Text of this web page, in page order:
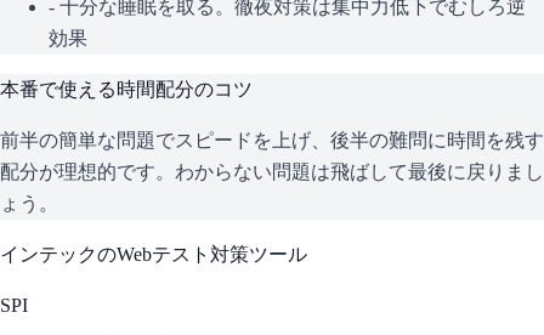
- 十分な睡眠を取る。徹夜対策は集中力低下でむしろ逆
効果
本番で使える時間配分のコツ
前半の簡単な問題でスピードを上げ、後半の難問に時間を残す
配分が理想的です。わからない問題は飛ばして最後に戻りまし
ょう。
インテックのWebテスト対策ツール
SPI